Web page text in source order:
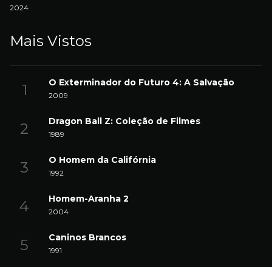
2024
Mais Vistos
O Exterminador do Futuro 4: A Salvação
2009
Dragon Ball Z: Coleção de Filmes
1989
O Homem da Califórnia
1992
Homem-Aranha 2
2004
Caninos Brancos
1991